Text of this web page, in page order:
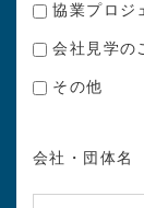
協業プロジ
会社見学の
その他
会社・団体名